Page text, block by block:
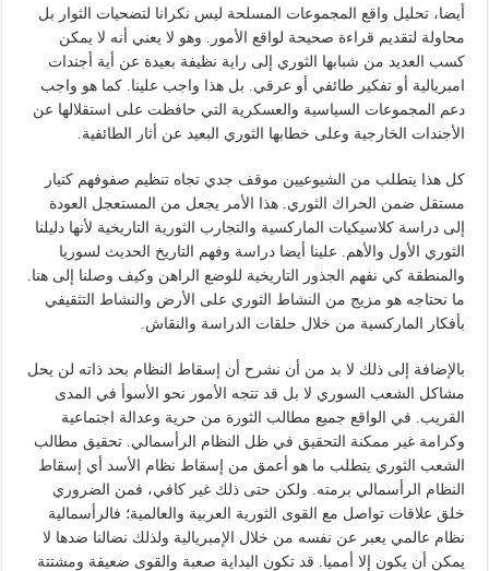
أيضا، تحليل واقع المجموعات المسلحة ليس نكرانا لتضحيات الثوار بل
محاولة لتقديم قراءة صحيحة لواقع الأمور. وهو لا يعني أنه لا يمكن
كسب العديد من شبابها الثوري إلى راية نظيفة بعيدة عن أية أجندات
امبريالية أو تفكير طائفي أو عرقي. بل هذا واجب علينا. كما هو واجب
دعم المجموعات السياسية والعسكرية التي حافظت على استقلالها عن
الأجندات الخارجية وعلى خطابها الثوري البعيد عن أثار الطائفية.
كل هذا يتطلب من الشيوعيين موقف جدي تجاه تنظيم صفوفهم كتيار
مستقل ضمن الحراك الثوري. هذا الأمر يجعل من المستعجل العودة
إلى دراسة كلاسيكيات الماركسية والتجارب الثورية التاريخية لأنها دليلنا
الثوري الأول والأهم. علينا أيضا دراسة وفهم التاريخ الحديث لسوريا
والمنطقة كي نفهم الجذور التاريخية للوضع الراهن وكيف وصلنا إلى هنا.
ما نحتاجه هو مزيج من النشاط الثوري على الأرض والنشاط التثقيفي
بأفكار الماركسية من خلال حلقات الدراسة والنقاش.
بالإضافة إلى ذلك لا بد من أن نشرح أن إسقاط النظام بحد ذاته لن يحل
مشاكل الشعب السوري لا بل قد تتجه الأمور نحو الأسوأ في المدى
القريب. في الواقع جميع مطالب الثورة من حرية وعدالة اجتماعية
وكرامة غير ممكنة التحقيق في ظل النظام الرأسمالي. تحقيق مطالب
الشعب الثوري يتطلب ما هو أعمق من إسقاط نظام الأسد أي إسقاط
النظام الرأسمالي برمته. ولكن حتى ذلك غير كافي، فمن الضروري
خلق علاقات تواصل مع القوى الثورية العربية والعالمية؛ فالرأسمالية
نظام عالمي يعبر عن نفسه من خلال الإمبريالية ولذلك نضالنا ضدها لا
يمكن أن يكون إلا أمميا. قد تكون البداية صعبة والقوى ضعيفة ومشتتة